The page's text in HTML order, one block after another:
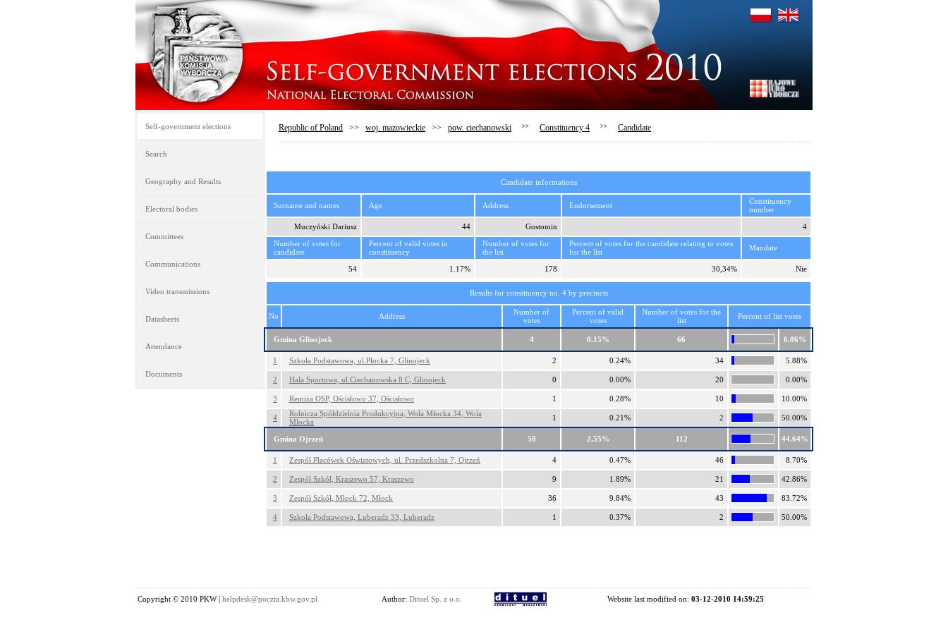
Self-government elections
Search
Geography and Results
Electoral bodies
Committees
Communications
Video transmissions
Datasheets
Attendance
Documents
Republic of Poland >> woj. mazowieckie >> pow. ciechanowski >> Constituency 4 >> Candidate
Candidate informations
Surname and names Age Address Endorsement
Constituency
number
Muczyński Dariusz
44 Gostomin
4
Number of votes for
candidate
Percent of valid votes in
constituency
Number of votes for
the list
Percent of votes for the candidate relating to votes
for the list
Mandate
54 1.17% 178 30,34% Nie
Results for constituency no. 4 by precincts
No Address
Number of
votes
Percent of valid
votes
Number of votes for the
list
Percent of list votes
Gmina Glinojeck 4 0.15% 66 6.06%
1 Szkoła Podstawowa, ul.Płocka 7, Glinojeck 2 0.24% 34 5.88%
2 Hala Sportowa, ul.Ciechanowska 8 C, Glinojeck 0 0.00% 20 0.00%
3 Remiza OSP, Ościsłowo 37, Ościsłowo 1 0.28% 10 10.00%
4
Rolnicza Spółdzielnia Produkcyjna, Wola Młocka 34, Wola
Młocka
1 0.21% 2 50.00%
Gmina Ojrzeń 50 2.55% 112 44.64%
1 Zespół Placówek Oświatowych, ul. Przedszkolna 7, Ojrzeń 4 0.47% 46 8.70%
2 Zespół Szkół, Kraszewo 57, Kraszewo 9 1.89% 21 42.86%
3 Zespół Szkół, Młock 72, Młock 36 9.84% 43 83.72%
4 Szkoła Podstawowa, Luberadz 33, Luberadz 1 0.37% 2 50.00%
Copyright © 2010 PKW | helpdesk@poczta.kbw.gov.pl Author: Dituel Sp. z o.o. Website last modified on: 03-12-2010 14:59:25